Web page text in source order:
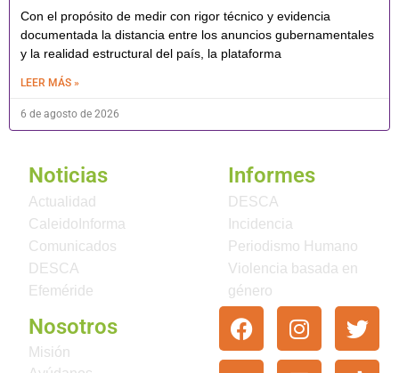
Con el propósito de medir con rigor técnico y evidencia
documentada la distancia entre los anuncios gubernamentales
y la realidad estructural del país, la plataforma
LEER MÁS »
6 de agosto de 2026
Noticias
Actualidad
CaleidoInforma
Comunicados
DESCA
Efeméride
Informes
DESCA
Incidencia
Periodismo Humano
Violencia basada en
género
Nosotros
Misión